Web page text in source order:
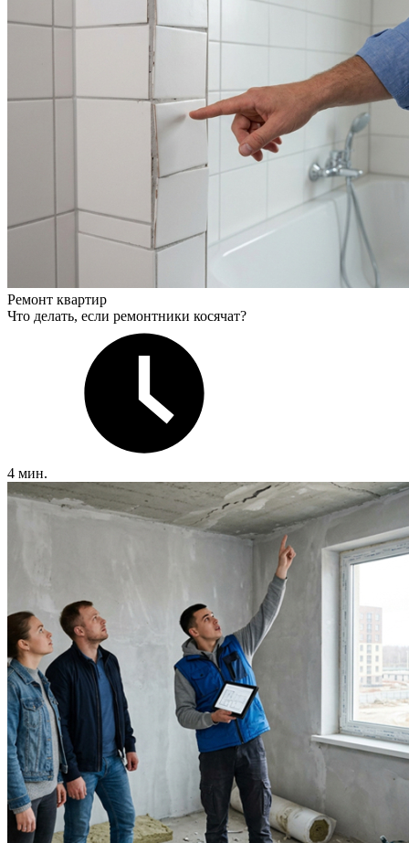
Ремонт квартир
Что делать, если ремонтники косячат?
4 мин.